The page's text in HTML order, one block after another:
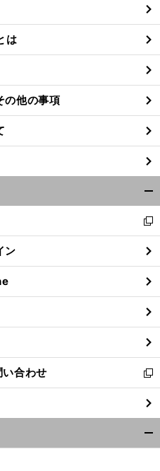
閉
る
は
の他の事項
閉
る
新
し
い
ウ
ィ
ン
ド
ウ
で
開
く
ン
合わせ
新
し
い
ウ
ィ
ン